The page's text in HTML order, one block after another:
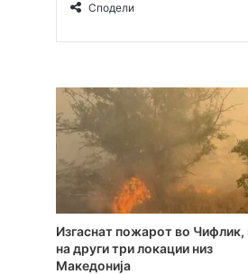
Сподели
Изгаснат пожарот во Чифлик,
на други три локации низ
Македонија